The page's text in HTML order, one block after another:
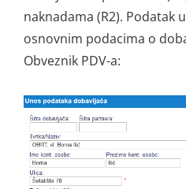
naknadama (R2). Podatak
osnovnim podacima o
Obveznik PDV-a: